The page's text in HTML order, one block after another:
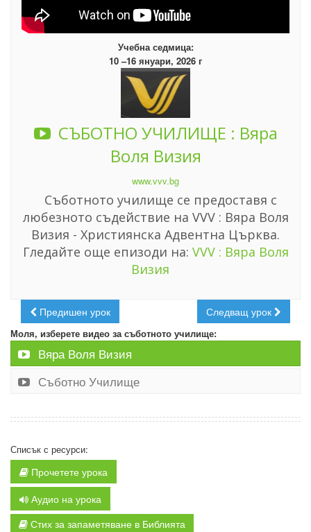
Учебна седмица:
10 –16 януари, 2026 г
СЪБОТНО УЧИЛИЩЕ : Вяра
Воля Визия
www.vvv.bg
Съботното училище се предоставя с
любезното съдействие на VVV : Вяра Воля
Визия - Християнска Адвентна Църква.
Гледайте още епизоди на: VVV : Вяра Воля
Визия
Предишен урок Следващ урок
Моля, изберете видео за съботното училище:
Вяра Воля Визия
Съботно Училище
Списък с ресурси:
Прочетете урока
Аудио на урока
Стих за запаметяване в Библията